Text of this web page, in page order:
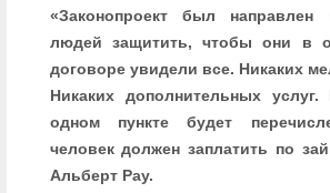
«Законопроект был
людей защитить, чтобы они в
договоре увидели все. Никаких
Никаких дополнительных
одном пункте будет
человек должен заплатить по
Альберт Рау.